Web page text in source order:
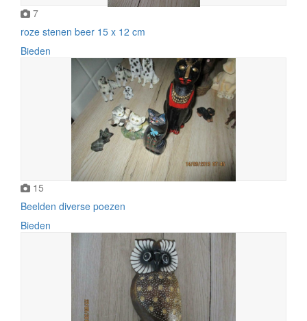
7
roze stenen beer 15 x 12 cm
Bieden
15
Beelden diverse poezen
Bieden